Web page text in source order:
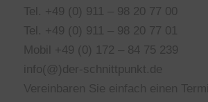
Tel. +49 (0) 911 – 98 20 77 00
Tel. +49 (0) 911 – 98 20 77 01
Mobil +49 (0) 172 – 84 75 239
info(@)der-schnittpunkt.de